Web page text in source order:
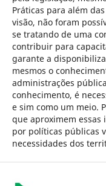
Práticas para além
visão, não foram
se tratando de uma
contribuir para
garante a
mesmos o
administrações
conhecimento, é
e sim como um meio.
que aproximem essas
por políticas públicas
necessidades dos